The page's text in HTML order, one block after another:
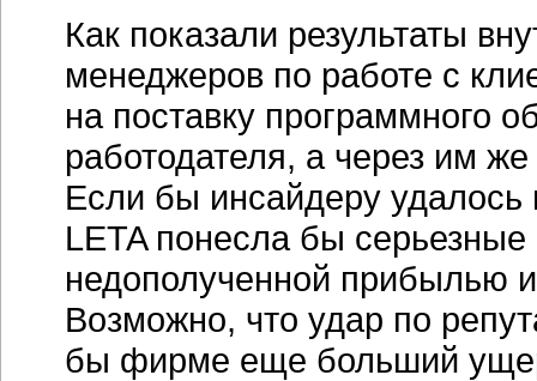
Как показали результаты
менеджеров по работе с
на поставку программного
работодателя, а через им
Если бы инсайдеру удалось
LETA понесла бы
недополученной прибылью и
Возможно, что удар по
бы фирме еще больший